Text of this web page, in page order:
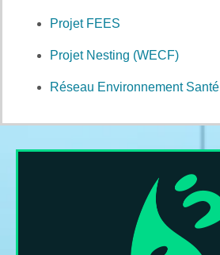
Projet FEES
Projet Nesting (WECF)
Réseau Environnement Santé